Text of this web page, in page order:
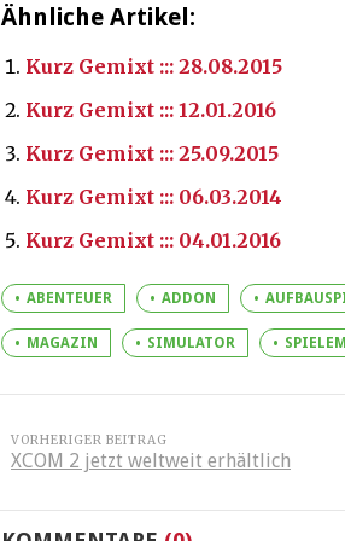
Ähnliche Artikel:
Kurz Gemixt ::: 28.08.2015
Kurz Gemixt ::: 12.01.2016
Kurz Gemixt ::: 25.09.2015
Kurz Gemixt ::: 06.03.2014
Kurz Gemixt ::: 04.01.2016
ABENTEUER ADDON
MAGAZIN SIMULATOR
VORHERIGER BEITRAG
XCOM 2 jetzt weltweit erhältlich